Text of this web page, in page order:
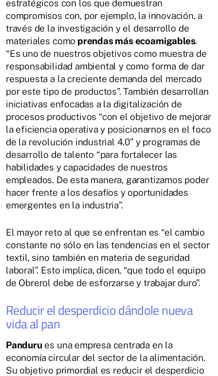
estratégicos con los que demuestran
compromisos con, por ejemplo, la innovación, a
través de la investigación y el desarrollo de
materiales como prendas más ecoamigables.
“Es uno de nuestros objetivos como muestra de
responsabilidad ambiental y como forma de dar
respuesta a la creciente demanda del mercado
por este tipo de productos”. También desarrollan
iniciativas enfocadas a la digitalización de
procesos productivos “con el objetivo de mejorar
la eficiencia operativa y posicionarnos en el foco
de la revolución industrial 4.0” y programas de
desarrollo de talento “para fortalecer las
habilidades y capacidades de nuestros
empleados. De esta manera, garantizamos poder
hacer frente a los desafíos y oportunidades
emergentes en la industria”.
El mayor reto al que se enfrentan es “el cambio
constante no sólo en las tendencias en el sector
textil, sino también en materia de seguridad
laboral”. Esto implica, dicen, “que todo el equipo
de Obrerol debe de esforzarse y trabajar duro”.
Reducir el desperdicio dándole nueva
vida al pan
Pandurues una empresa centrada en la
economía circular del sector de la alimentación.
Su objetivo primordial es reducir el desperdicio